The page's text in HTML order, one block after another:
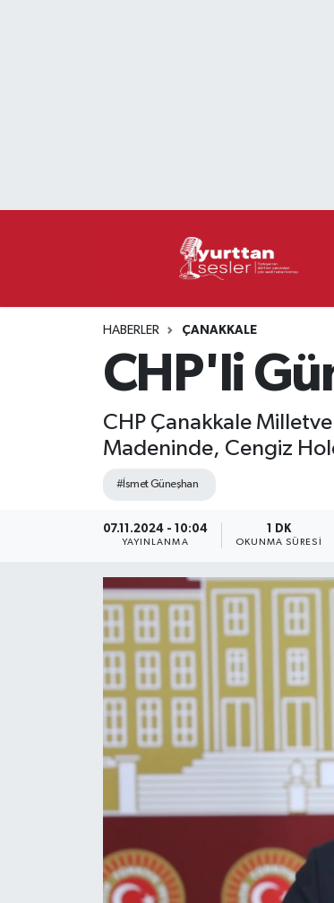
HABERLER ÇANAKKALE
CHP'li
CHP Çanakkale
Madeninde, Cengiz
#İsmet Güneşhan
07.11.2024 - 10:04
YAYINLANMA
1 DK
OKUNMA SÜRESI
Süper Lig Puan Durumu ve Fikstür
Haber Arşivi